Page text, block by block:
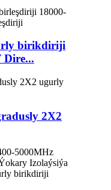
birikdiriji
Dire...
2X2